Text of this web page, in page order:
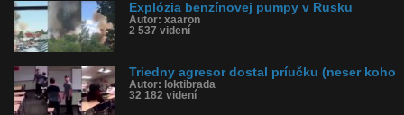
Explózia benzínovej pumpy v Rusku
Autor: xaaron
2 537 videní
Triedny agresor dostal príučku (neser koho
Autor: loktibrada
32 182 videní